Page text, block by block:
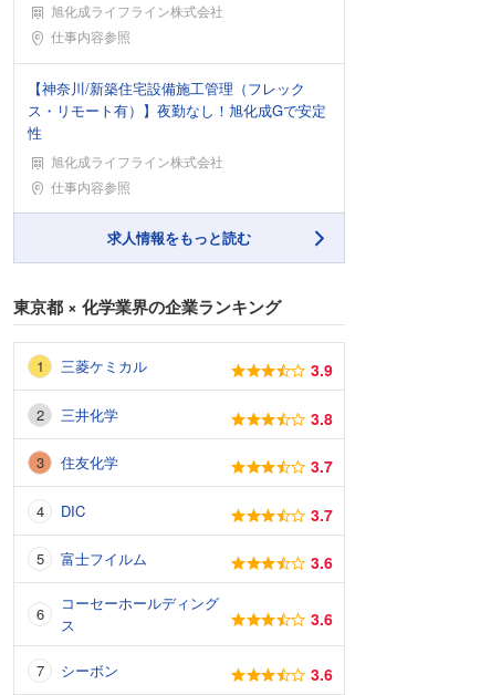
旭化成ライフライン株式会社
勤務地仕事内容参照
【神奈川/新築住宅設備施工管理（フレック
ス・リモート有）】夜勤なし！旭化成Gで安定
性
旭化成ライフライン株式会社
勤務地仕事内容参照
求人情報をもっと読む
東京都 × 化学業界の企業ランキング
三菱ケミカル 3.9
三井化学 3.8
住友化学 3.7
DIC 3.7
富士フイルム 3.6
コーセーホールディング
ス
3.6
シーボン 3.6